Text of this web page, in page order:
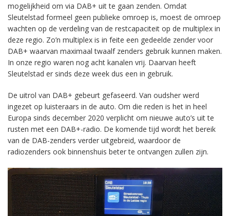
mogelijkheid om via DAB+ uit te gaan zenden. Omdat
Sleutelstad formeel geen publieke omroep is, moest de omroep
wachten op de verdeling van de restcapaciteit op de multiplex in
deze regio. Zo’n multiplex is in feite een gedeelde zender voor
DAB+ waarvan maximaal twaalf zenders gebruik kunnen maken.
In onze regio waren nog acht kanalen vrij. Daarvan heeft
Sleutelstad er sinds deze week dus een in gebruik.
De uitrol van DAB+ gebeurt gefaseerd. Van oudsher werd
ingezet op luisteraars in de auto. Om die reden is het in heel
Europa sinds december 2020 verplicht om nieuwe auto’s uit te
rusten met een DAB+-radio. De komende tijd wordt het bereik
van de DAB-zenders verder uitgebreid, waardoor de
radiozenders ook binnenshuis beter te ontvangen zullen zijn.